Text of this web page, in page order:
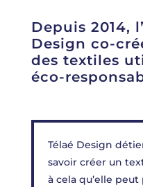
Depuis 2014,
Design co-
des textiles
éco-
Télaé Design
savoir créer un
à cela qu’elle